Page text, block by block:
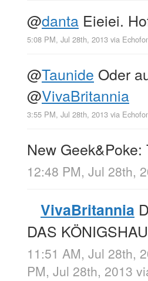
@danta Eieiei.
5:08 PM, Jul 28th, 2013 via
@Taunide Oder
@VivaBritannia
3:55 PM, Jul 28th, 2013 via
New Geek&Poke:
12:48 PM, Jul 28th,
VivaBritannia
DAS
11:51 AM, Jul 28th,
PM, Jul 28th, 2013